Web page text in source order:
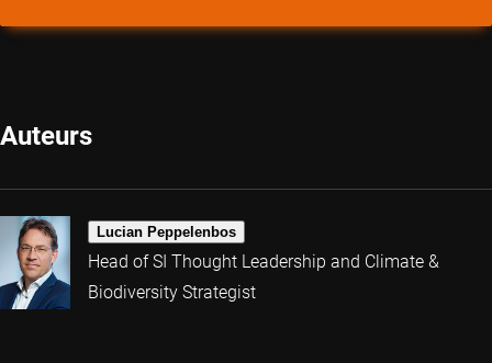
Auteurs
Lucian Peppelenbos
Head of SI Thought Leadership and Climate &
Biodiversity Strategist